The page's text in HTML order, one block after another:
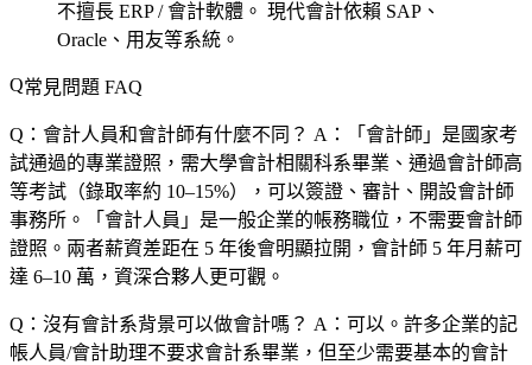
不擅長 ERP / 會計軟體。 現代會計依賴 SAP、
Oracle、用友等系統。
常見問題 FAQ
Q：會計人員和會計師有什麼不同？ A：「會計師」是國家考
試通過的專業證照，需大學會計相關科系畢業、通過會計師高
等考試（錄取率約 10–15%），可以簽證、審計、開設會計師
事務所。「會計人員」是一般企業的帳務職位，不需要會計師
證照。兩者薪資差距在 5 年後會明顯拉開，會計師 5 年月薪可
達 6–10 萬，資深合夥人更可觀。
Q：沒有會計系背景可以做會計嗎？ A：可以。許多企業的記
帳人員/會計助理不要求會計系畢業，但至少需要基本的會計